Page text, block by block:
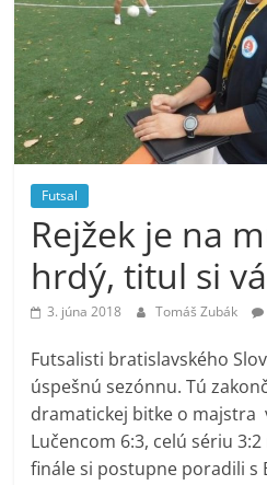
Futsal
Rejžek je na
hrdý, titul si
3. júna 2018 Tomáš Zubák
Futsalisti bratislavského
úspešnú sezónnu. Tú
dramatickej bitke o majstra
Lučencom 6:3, celú sériu
finále si postupne poradili s